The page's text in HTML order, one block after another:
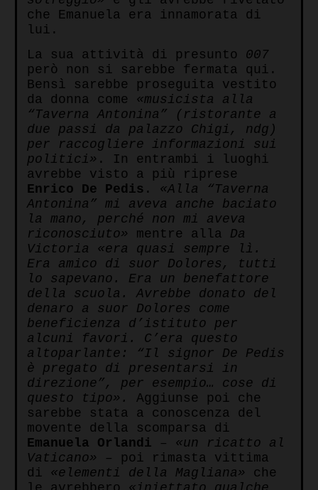
che Emanuela era innamorata di
lui.
La sua attività di presunto 007
però non si sarebbe fermata qui.
Bensì sarebbe proseguita vestito
da donna come «musicista alla
“Taverna Antonina” (ristorante a
due passi da palazzo Chigi, ndg)
per raccogliere informazioni sui
politici» . In entrambi i luoghi
avrebbe visto a più riprese
Enrico De Pedis . «Alla “Taverna
Antonina” mi aveva anche baciato
la mano, perché non mi aveva
riconosciuto» mentre alla Da
Victoria
«era quasi sempre lì.
Era amico di suor Dolores, tutti
lo sapevano. Era un benefattore
della scuola. Avrebbe donato del
denaro a suor Dolores come
beneficienza d’istituto per
alcuni favori. C’era questo
altoparlante: “Il signor De Pedis
è pregato di presentarsi in
direzione”, per esempio… cose di
questo tipo». Aggiunse poi che
sarebbe stata a conoscenza del
movente della scomparsa di
Emanuela Orlandi – «un ricatto al
Vaticano» – poi rimasta vittima
di «elementi della Magliana» che